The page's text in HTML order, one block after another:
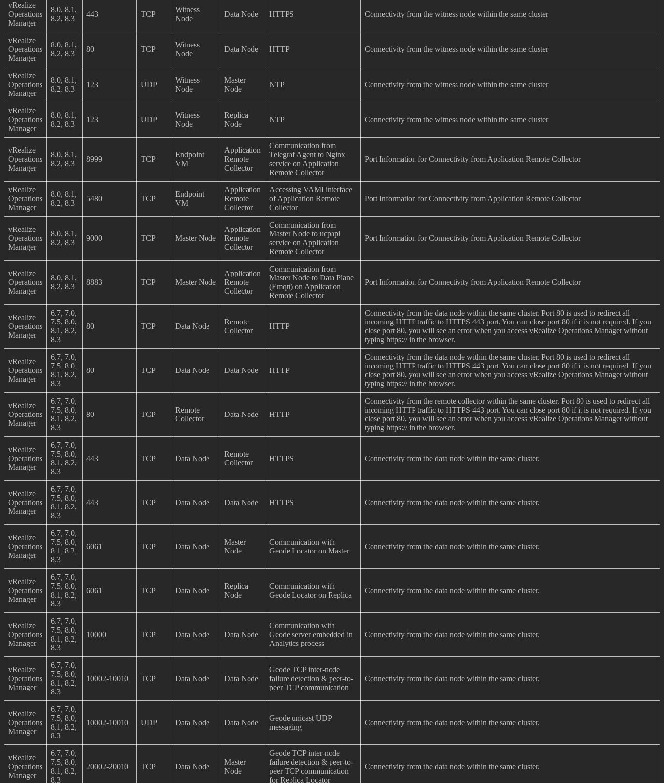
vRealize
Operations
Manager
8.0, 8.1,
8.2, 8.3
443 TCP
Witness
Node
Data Node HTTPS Connectivity from the witness node within the same cluster
vRealize
Operations
Manager
8.0, 8.1,
8.2, 8.3
80 TCP
Witness
Node
Data Node HTTP Connectivity from the witness node within the same cluster
vRealize
Operations
Manager
8.0, 8.1,
8.2, 8.3
123 UDP
Witness
Node
Master
Node
NTP Connectivity from the witness node within the same cluster
vRealize
Operations
Manager
8.0, 8.1,
8.2, 8.3
123 UDP
Witness
Node
Replica
Node
NTP Connectivity from the witness node within the same cluster
vRealize
Operations
Manager
8.0, 8.1,
8.2, 8.3
8999 TCP
Endpoint
VM
Application
Remote
Collector
Communication from
Telegraf Agent to Nginx
service on Application
Remote Collector
Port Information for Connectivity from Application Remote Collector
vRealize
Operations
Manager
8.0, 8.1,
8.2, 8.3
5480 TCP
Endpoint
VM
Application
Remote
Collector
Accessing VAMI interface
of Application Remote
Collector
Port Information for Connectivity from Application Remote Collector
vRealize
Operations
Manager
8.0, 8.1,
8.2, 8.3
9000 TCP Master Node
Application
Remote
Collector
Communication from
Master Node to ucpapi
service on Application
Remote Collector
Port Information for Connectivity from Application Remote Collector
vRealize
Operations
Manager
8.0, 8.1,
8.2, 8.3
8883 TCP Master Node
Application
Remote
Collector
Communication from
Master Node to Data Plane
(Emqtt) on Application
Remote Collector
Port Information for Connectivity from Application Remote Collector
vRealize
Operations
Manager
6.7, 7.0,
7.5, 8.0,
8.1, 8.2,
8.3
80 TCP Data Node
Remote
Collector
HTTP
Connectivity from the data node within the same cluster. Port 80 is used to redirect all
incoming HTTP traffic to HTTPS 443 port. You can close port 80 if it is not required. If you
close port 80, you will see an error when you access vRealize Operations Manager without
typing https:// in the browser.
vRealize
Operations
Manager
6.7, 7.0,
7.5, 8.0,
8.1, 8.2,
8.3
80 TCP Data Node Data Node HTTP
Connectivity from the data node within the same cluster. Port 80 is used to redirect all
incoming HTTP traffic to HTTPS 443 port. You can close port 80 if it is not required. If you
close port 80, you will see an error when you access vRealize Operations Manager without
typing https:// in the browser.
vRealize
Operations
Manager
6.7, 7.0,
7.5, 8.0,
8.1, 8.2,
8.3
80 TCP
Remote
Collector
Data Node HTTP
Connectivity from the remote collector within the same cluster. Port 80 is used to redirect all
incoming HTTP traffic to HTTPS 443 port. You can close port 80 if it is not required. If you
close port 80, you will see an error when you access vRealize Operations Manager without
typing https:// in the browser.
vRealize
Operations
Manager
6.7, 7.0,
7.5, 8.0,
8.1, 8.2,
8.3
443 TCP Data Node
Remote
Collector
HTTPS Connectivity from the data node within the same cluster.
vRealize
Operations
Manager
6.7, 7.0,
7.5, 8.0,
8.1, 8.2,
8.3
443 TCP Data Node Data Node HTTPS Connectivity from the data node within the same cluster.
vRealize
Operations
Manager
6.7, 7.0,
7.5, 8.0,
8.1, 8.2,
8.3
6061 TCP Data Node
Master
Node
Communication with
Geode Locator on Master
Connectivity from the data node within the same cluster.
vRealize
Operations
Manager
6.7, 7.0,
7.5, 8.0,
8.1, 8.2,
8.3
6061 TCP Data Node
Replica
Node
Communication with
Geode Locator on Replica
Connectivity from the data node within the same cluster.
vRealize
Operations
Manager
6.7, 7.0,
7.5, 8.0,
8.1, 8.2,
8.3
10000 TCP Data Node Data Node
Communication with
Geode server embedded in
Analytics process
Connectivity from the data node within the same cluster.
vRealize
Operations
Manager
6.7, 7.0,
7.5, 8.0,
8.1, 8.2,
8.3
10002-10010 TCP Data Node Data Node
Geode TCP inter-node
failure detection & peer-to-
peer TCP communication
Connectivity from the data node within the same cluster.
vRealize
Operations
Manager
6.7, 7.0,
7.5, 8.0,
8.1, 8.2,
8.3
10002-10010 UDP Data Node Data Node
Geode unicast UDP
messaging
Connectivity from the data node within the same cluster.
vRealize
Operations
Manager
6.7, 7.0,
7.5, 8.0,
8.1, 8.2,
8.3
20002-20010 TCP Data Node
Master
Node
Geode TCP inter-node
failure detection & peer-to-
peer TCP communication
for Replica Locator
Connectivity from the data node within the same cluster.